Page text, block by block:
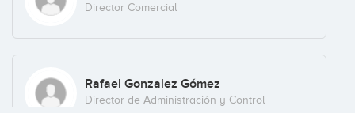
Director Comercial
Rafael Gonzalez Gómez
Director de Administración y Control